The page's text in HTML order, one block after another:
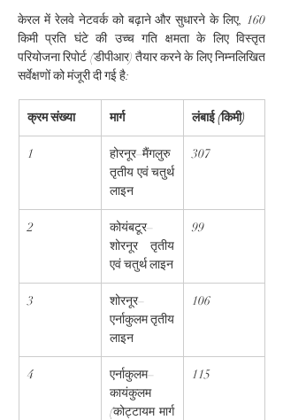
केरल में रेलवे नेटवर्क को बढ़ाने और सुधारने के लिए, 160
किमी प्रति घंटे की उच्च गति क्षमता के लिए विस्तृत
परियोजना रिपोर्ट (डीपीआर) तैयार करने के लिए निम्नलिखित
सर्वेक्षणों को मंजूरी दी गई है:
क्रम संख्या मार्ग लंबाई (किमी)
1
होरनूर–मैंगलुरु
तृतीय एवं चतुर्थ
लाइन
307
2
कोयंबटूर–
शोरनूर तृतीय
एवं चतुर्थ लाइन
99
3
शोरनूर–
एर्नाकुलम तृतीय
लाइन
106
4
एर्नाकुलम–
कायंकुलम
(कोट्टायम मार्ग
115